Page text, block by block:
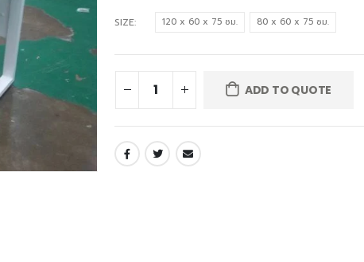
SIZE 120 x 60 x 75 ซม. 80 x 60 x 75 ซม.
ADD TO QUOTE